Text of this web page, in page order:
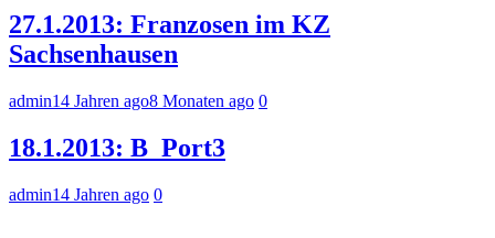
27.1.2013: Franzosen im KZ
Sachsenhausen
admin14 Jahren ago8 Monaten ago 0
18.1.2013: B_Port3
admin14 Jahren ago 0